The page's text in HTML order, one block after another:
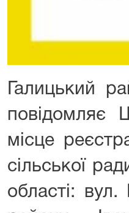
Галицький
місце
сільської
області: